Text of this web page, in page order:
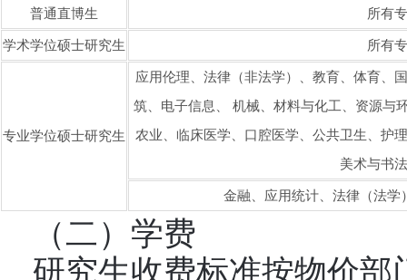
普通直博生 所有
学术学位硕士研究生 所有
专业学位硕士研究生
应用伦理、法律（非法学）、教育、体育、
筑、电子信息、 机械、材料与化工、资源与
农业、临床医学、口腔医学、公共卫生、护
美术与书
金融、应用统计、法律（法学
（二）学费
研究生收费标准按物价